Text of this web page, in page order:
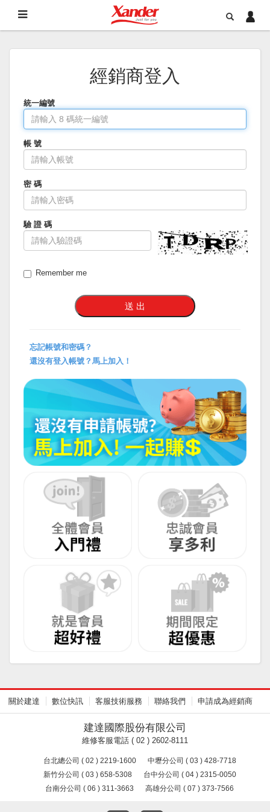
經銷商登入
統一編號
帳 號
密 碼
驗 證 碼
Remember me
忘記帳號和密碼？
還沒有登入帳號？馬上加入！
關於建達 數位快訊 客服技術服務 聯絡我們 申請成為經銷商
建達國際股份有限公司
維修客服電話 ( 02 ) 2602-8111
台北總公司 ( 02 ) 2219-1600
中壢分公司 ( 03 ) 428-7718
新竹分公司 ( 03 ) 658-5308
台中分公司 ( 04 ) 2315-0050
台南分公司 ( 06 ) 311-3663
高雄分公司 ( 07 ) 373-7566